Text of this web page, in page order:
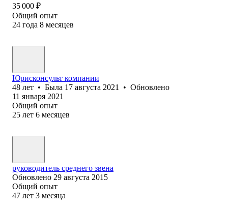
35 000 ₽
Общий опыт
24 года 8 месяцев
Юрисконсульт компании
48 лет • Была 17 августа 2021 • Обновлено
11 января 2021
Общий опыт
25 лет 6 месяцев
руководитель среднего звена
Обновлено 29 августа 2015
Общий опыт
47 лет 3 месяца